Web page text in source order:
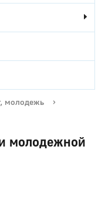
молодежь
›
молодежной